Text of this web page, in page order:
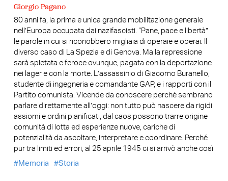
Giorgio Pagano
80 anni fa, la prima e unica grande mobilitazione generale
nell’Europa occupata dai nazifascisti. “Pane, pace e libertà”
le parole in cui si riconobbero migliaia di operaie e operai. Il
diverso caso di La Spezia e di Genova. Ma la repressione
sarà spietata e feroce ovunque, pagata con la deportazione
nei lager e con la morte. L’assassinio di Giacomo Buranello,
studente di ingegneria e comandante GAP, e i rapporti con il
Partito comunista. Vicende da conoscere perché sembrano
parlare direttamente all’oggi: non tutto può nascere da rigidi
assiomi e ordini pianificati, dal caos possono trarre origine
comunità di lotta ed esperienze nuove, cariche di
potenzialità da ascoltare, interpretare e coordinare. Perché
pur tra limiti ed errori, al 25 aprile 1945 ci si arrivò anche così
Memoria
Storia